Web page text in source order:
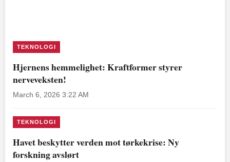
TEKNOLOGI
Hjernens hemmelighet: Kraftformer styrer
nerveveksten!
March 6, 2026 3:22 AM
TEKNOLOGI
Havet beskytter verden mot tørkekrise: Ny
forskning avslørt